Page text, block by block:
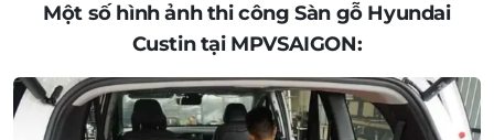
Một số hình ảnh thi công Sàn gỗ Hyundai
Custin tại MPVSAIGON: